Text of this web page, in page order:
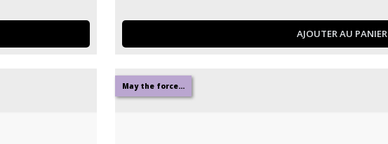
AJOUTER AU PANIER
May the force...